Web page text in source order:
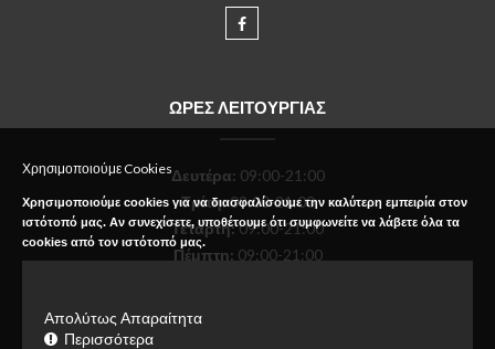
ΩΡΕΣ ΛΕΙΤΟΥΡΓΙΑΣ
Δευτέρα: 09:00-21:00
Τρίτη:09:00-21:00
Τετάρτη:09:00-21:00
Πέμπτη: 09:00-21:00
Χρησιμοποιούμε Cookies
Χρησιμοποιούμε cookies για να διασφαλίσουμε την καλύτερη εμπειρία στον
ιστότοπό μας. Αν συνεχίσετε, υποθέτουμε ότι συμφωνείτε να λάβετε όλα τα
cookies από τον ιστότοπό μας.
Απολύτως Απαραίτητα
Περισσότερα